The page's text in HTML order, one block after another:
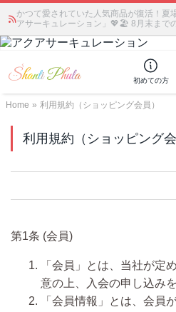
かつて愛されていた人気商品が復活！夏
アサーキュレーション」💖🏖️ 8月末まで
初めての方
Home » 利用規約（ショッピング会員）
利用規約（ショッピング会
第1条 (会員)
「会員」とは、当社が定
意の上、入会の申し込み
「会員情報」とは、会員